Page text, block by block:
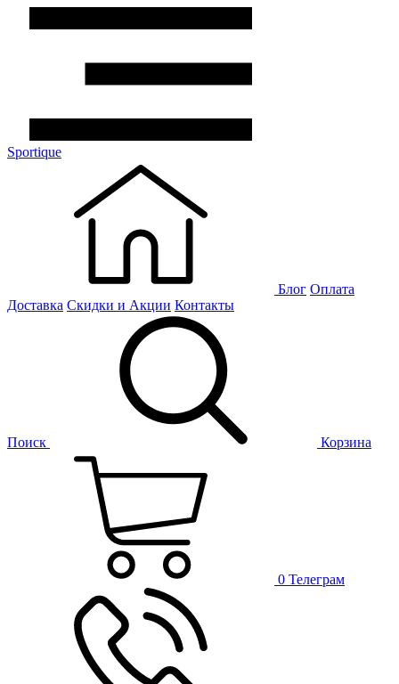
Sportique
Блог Оплата
Доставка Скидки и Акции Контакты
Поиск Корзина
0 Телеграм